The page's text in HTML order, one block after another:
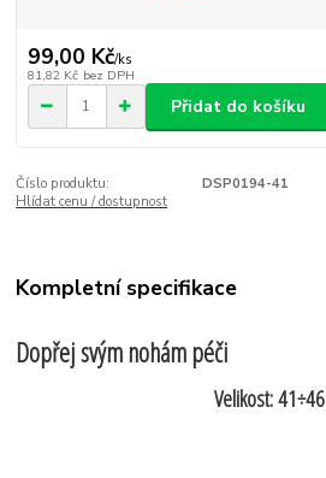
99,00 Kč/ks
81,82 Kč bez DPH
Přidat do košíku
Číslo produktu:
DSP0194-41
Hlídat cenu / dostupnost
Kompletní specifikace
Dopřej svým nohám péči
Velikost: 41÷46